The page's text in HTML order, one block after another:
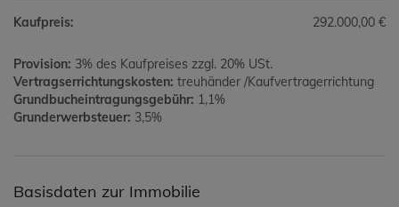
Kaufpreis: 292.000,00 €
Provision: 3% des Kaufpreises zzgl. 20% USt.
Vertragserrichtungskosten: treuhänder /Kaufvertragerrichtung
Grundbucheintragungsgebühr: 1,1%
Grunderwerbsteuer: 3,5%
Basisdaten zur Immobilie